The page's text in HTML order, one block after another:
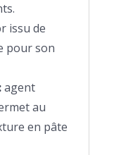
issu de
pour son
agent
au
en pâte